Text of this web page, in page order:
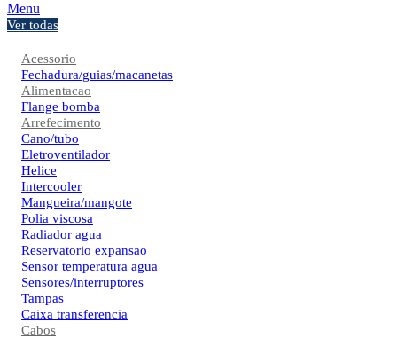
Menu
Ver todas
Acessorio
Fechadura/guias/macanetas
Alimentacao
Flange bomba
Arrefecimento
Cano/tubo
Eletroventilador
Helice
Intercooler
Mangueira/mangote
Polia viscosa
Radiador agua
Reservatorio expansao
Sensor temperatura agua
Sensores/interruptores
Tampas
Caixa transferencia
Cabos